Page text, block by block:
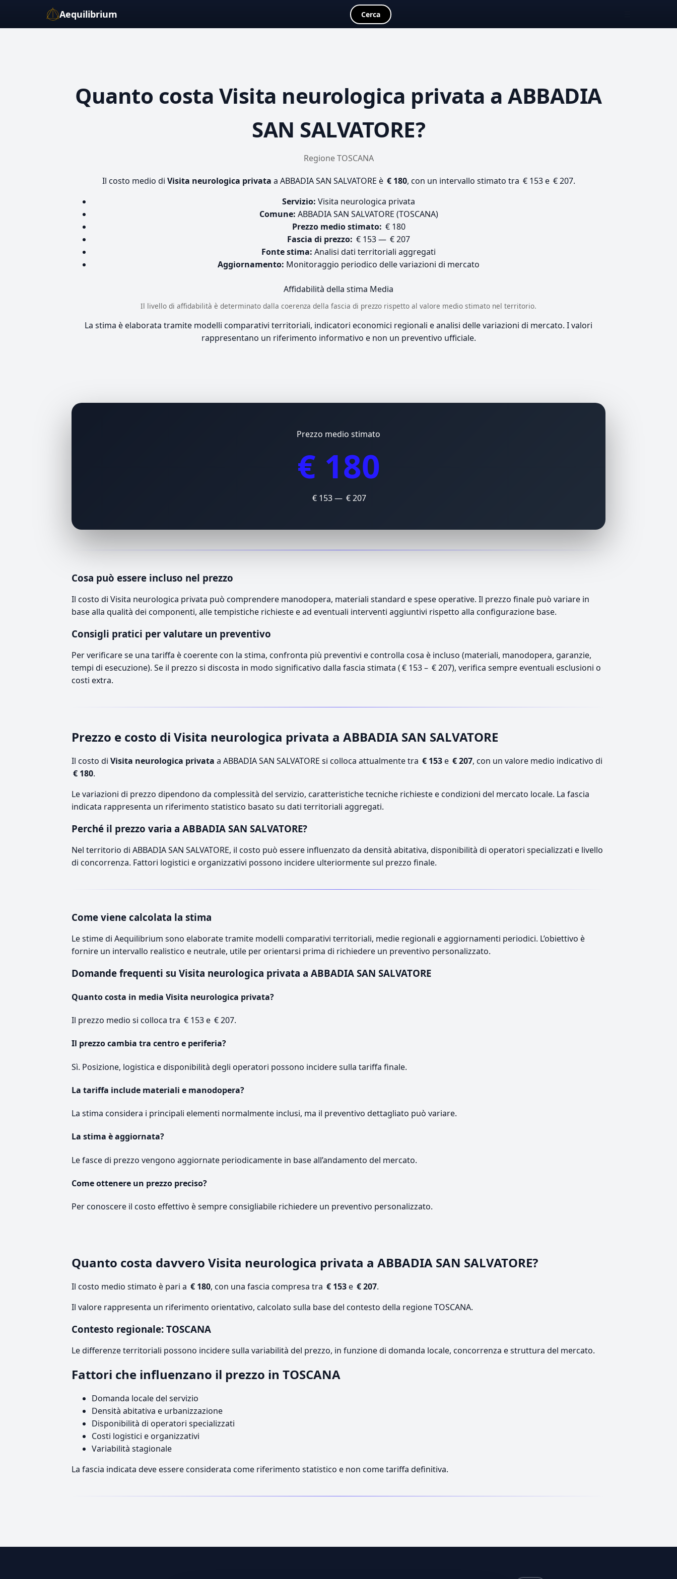
Aequilibrium Cerca
Quanto costa Visita neurologica privata a ABBADIA
SAN SALVATORE?
Regione TOSCANA
Il costo medio di Visita neurologica privata a ABBADIA SAN SALVATORE è € 180, con un intervallo stimato tra € 153 e € 207.
Servizio: Visita neurologica privata
Comune: ABBADIA SAN SALVATORE (TOSCANA)
Prezzo medio stimato: € 180
Fascia di prezzo: € 153 — € 207
Fonte stima: Analisi dati territoriali aggregati
Aggiornamento: Monitoraggio periodico delle variazioni di mercato
Affidabilità della stima Media
Il livello di affidabilità è determinato dalla coerenza della fascia di prezzo rispetto al valore medio stimato nel territorio.
La stima è elaborata tramite modelli comparativi territoriali, indicatori economici regionali e analisi delle variazioni di mercato. I valori
rappresentano un riferimento informativo e non un preventivo ufficiale.
Prezzo medio stimato
€ 180
€ 153 — € 207
Cosa può essere incluso nel prezzo
Il costo di Visita neurologica privata può comprendere manodopera, materiali standard e spese operative. Il prezzo finale può variare in
base alla qualità dei componenti, alle tempistiche richieste e ad eventuali interventi aggiuntivi rispetto alla configurazione base.
Consigli pratici per valutare un preventivo
Per verificare se una tariffa è coerente con la stima, confronta più preventivi e controlla cosa è incluso (materiali, manodopera, garanzie,
tempi di esecuzione). Se il prezzo si discosta in modo significativo dalla fascia stimata ( € 153 – € 207), verifica sempre eventuali esclusioni o
costi extra.
Prezzo e costo di Visita neurologica privata a ABBADIA SAN SALVATORE
Il costo di Visita neurologica privata a ABBADIA SAN SALVATORE si colloca attualmente tra € 153e € 207, con un valore medio indicativo di
€ 180.
Le variazioni di prezzo dipendono da complessità del servizio, caratteristiche tecniche richieste e condizioni del mercato locale. La fascia
indicata rappresenta un riferimento statistico basato su dati territoriali aggregati.
Perché il prezzo varia a ABBADIA SAN SALVATORE?
Nel territorio di ABBADIA SAN SALVATORE, il costo può essere influenzato da densità abitativa, disponibilità di operatori specializzati e livello
di concorrenza. Fattori logistici e organizzativi possono incidere ulteriormente sul prezzo finale.
Come viene calcolata la stima
Le stime di Aequilibrium sono elaborate tramite modelli comparativi territoriali, medie regionali e aggiornamenti periodici. L’obiettivo è
fornire un intervallo realistico e neutrale, utile per orientarsi prima di richiedere un preventivo personalizzato.
Domande frequenti su Visita neurologica privata a ABBADIA SAN SALVATORE
Quanto costa in media Visita neurologica privata?
Il prezzo medio si colloca tra € 153 e € 207.
Il prezzo cambia tra centro e periferia?
Sì. Posizione, logistica e disponibilità degli operatori possono incidere sulla tariffa finale.
La tariffa include materiali e manodopera?
La stima considera i principali elementi normalmente inclusi, ma il preventivo dettagliato può variare.
La stima è aggiornata?
Le fasce di prezzo vengono aggiornate periodicamente in base all’andamento del mercato.
Come ottenere un prezzo preciso?
Per conoscere il costo effettivo è sempre consigliabile richiedere un preventivo personalizzato.
Quanto costa davvero Visita neurologica privata a ABBADIA SAN SALVATORE?
Il costo medio stimato è pari a € 180, con una fascia compresa tra € 153e € 207.
Il valore rappresenta un riferimento orientativo, calcolato sulla base del contesto della regione TOSCANA.
Contesto regionale: TOSCANA
Le differenze territoriali possono incidere sulla variabilità del prezzo, in funzione di domanda locale, concorrenza e struttura del mercato.
Fattori che influenzano il prezzo in TOSCANA
Domanda locale del servizio
Densità abitativa e urbanizzazione
Disponibilità di operatori specializzati
Costi logistici e organizzativi
Variabilità stagionale
La fascia indicata deve essere considerata come riferimento statistico e non come tariffa definitiva.